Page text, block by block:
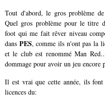
Tout d'abord, le gros problème de
Quel gros problème pour le titre
foot qui me fait rêver niveau
dans PES, comme ils n'ont pas la
et le club est renommé Man
dommage pour avoir un jeu encore
Il est vrai que cette année, ils
licences du: